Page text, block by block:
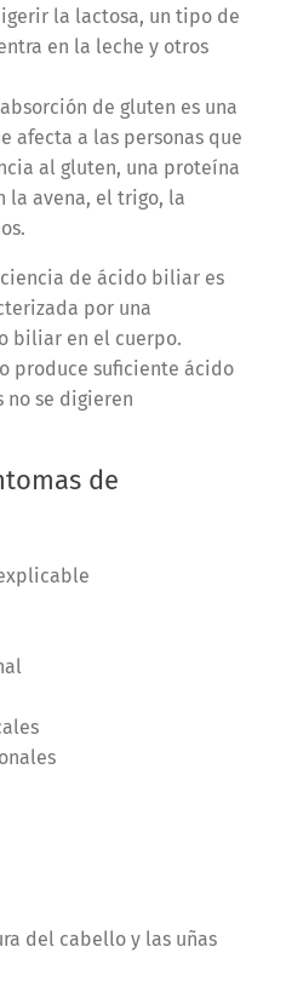
la lactosa, un tipo de
en la leche y otros
de gluten es una
afecta a las personas que
al gluten, una proteína
la avena, el trigo, la
de ácido biliar es
por una
biliar en el cuerpo.
produce suficiente ácido
no se digieren
de
del cabello y las uñas